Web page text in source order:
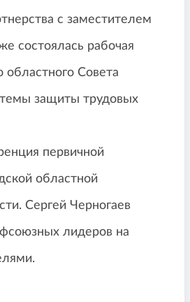
с заместителем
состоялась рабочая
областного Совета
темы защиты трудовых
первичной
областной
Сергей Черногаев
лидеров на